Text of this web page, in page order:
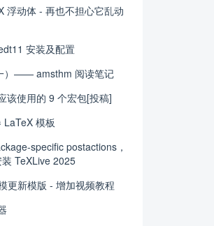
浮动体 - 再也不担心它乱动
安装及配置
）—— amsthm 阅读笔记
该使用的 9 个宏包[投稿]
模板
specific postactions，
TeXLive 2025
更新模版 - 增加视频教程